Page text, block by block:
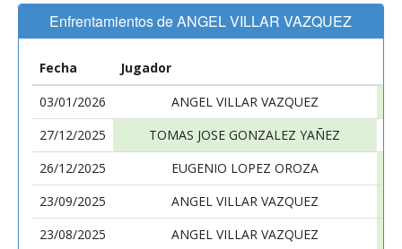
Enfrentamientos de ANGEL VILLAR VAZQUEZ
Fecha Jugador
03/01/2026
ANGEL VILLAR VAZQUEZ
27/12/2025
TOMAS JOSE GONZALEZ YAÑEZ
26/12/2025
EUGENIO LOPEZ OROZA
23/09/2025
ANGEL VILLAR VAZQUEZ
23/08/2025
ANGEL VILLAR VAZQUEZ